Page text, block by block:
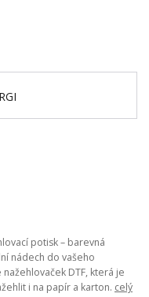
potisk – barevná
nádech do vašeho
DTF, která je
i na papír a karton. celý